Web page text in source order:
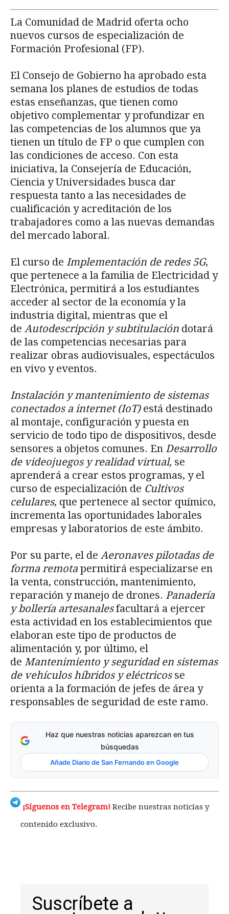
La Comunidad de Madrid oferta ocho
nuevos cursos de especialización de
Formación Profesional (FP).
El Consejo de Gobierno ha aprobado esta
semana los planes de estudios de todas
estas enseñanzas, que tienen como
objetivo complementar y profundizar en
las competencias de los alumnos que ya
tienen un título de FP o que cumplen con
las condiciones de acceso. Con esta
iniciativa, la Consejería de Educación,
Ciencia y Universidades busca dar
respuesta tanto a las necesidades de
cualificación y acreditación de los
trabajadores como a las nuevas demandas
del mercado laboral.
El curso de Implementación de redes 5G,
que pertenece a la familia de Electricidad y
Electrónica, permitirá a los estudiantes
acceder al sector de la economía y la
industria digital, mientras que el
de Autodescripción y subtitulación dotará
de las competencias necesarias para
realizar obras audiovisuales, espectáculos
en vivo y eventos.
Instalación y mantenimiento de sistemas
conectados a internet (IoT)está destinado
al montaje, configuración y puesta en
servicio de todo tipo de dispositivos, desde
sensores a objetos comunes. En Desarrollo
de videojuegos y realidad virtual, se
aprenderá a crear estos programas, y el
curso de especialización de Cultivos
celulares, que pertenece al sector químico,
incrementa las oportunidades laborales
empresas y laboratorios de este ámbito.
Por su parte, el de Aeronaves pilotadas de
forma remotapermitirá especializarse en
la venta, construcción, mantenimiento,
reparación y manejo de drones. Panadería
y bollería artesanalesfacultará a ejercer
esta actividad en los establecimientos que
elaboran este tipo de productos de
alimentación y, por último, el
de Mantenimiento y seguridad en sistemas
de vehículos híbridos y eléctricosse
orienta a la formación de jefes de área y
responsables de seguridad de este ramo.
Haz que nuestras noticias aparezcan en tus
búsquedas
Añade Diario de San Fernando en Google
¡Síguenos en Telegram! Recibe nuestras noticias y
contenido exclusivo.
Suscríbete a